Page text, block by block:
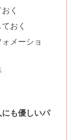
く
おく
メーショ
も優しいパ